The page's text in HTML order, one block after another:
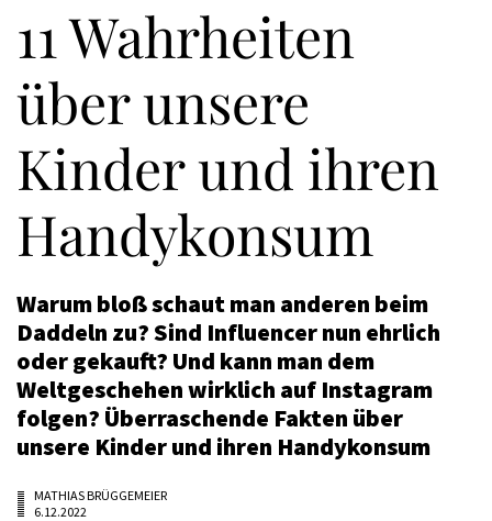
11 Wahrheiten
über unsere
Kinder und ihren
Handykonsum
Warum bloß schaut man anderen beim
Daddeln zu? Sind Influencer nun ehrlich
oder gekauft? Und kann man dem
Weltgeschehen wirklich auf Instagram
folgen? Überraschende Fakten über
unsere Kinder und ihren Handykonsum
MATHIAS BRÜGGEMEIER
6.12.2022